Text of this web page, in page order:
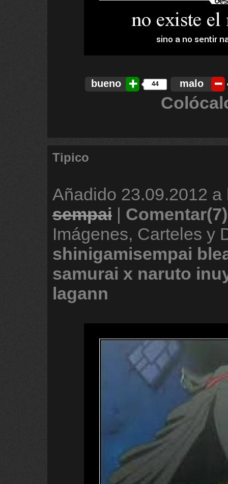
bueno 44 malo
Tipico
Añadido 23.09.2012 a
sempai | Comentar(7)
Imágenes, Carteles y
shinigamisempai
samurai x naruto
lagann